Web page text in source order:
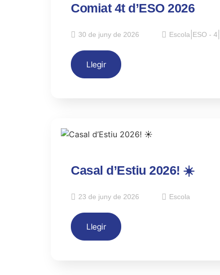
Comiat 4t d’ESO 2026
30 de juny de 2026 Escola ESO - 4
Llegir
Casal d’Estiu 2026! ☀️
23 de juny de 2026 Escola
Llegir